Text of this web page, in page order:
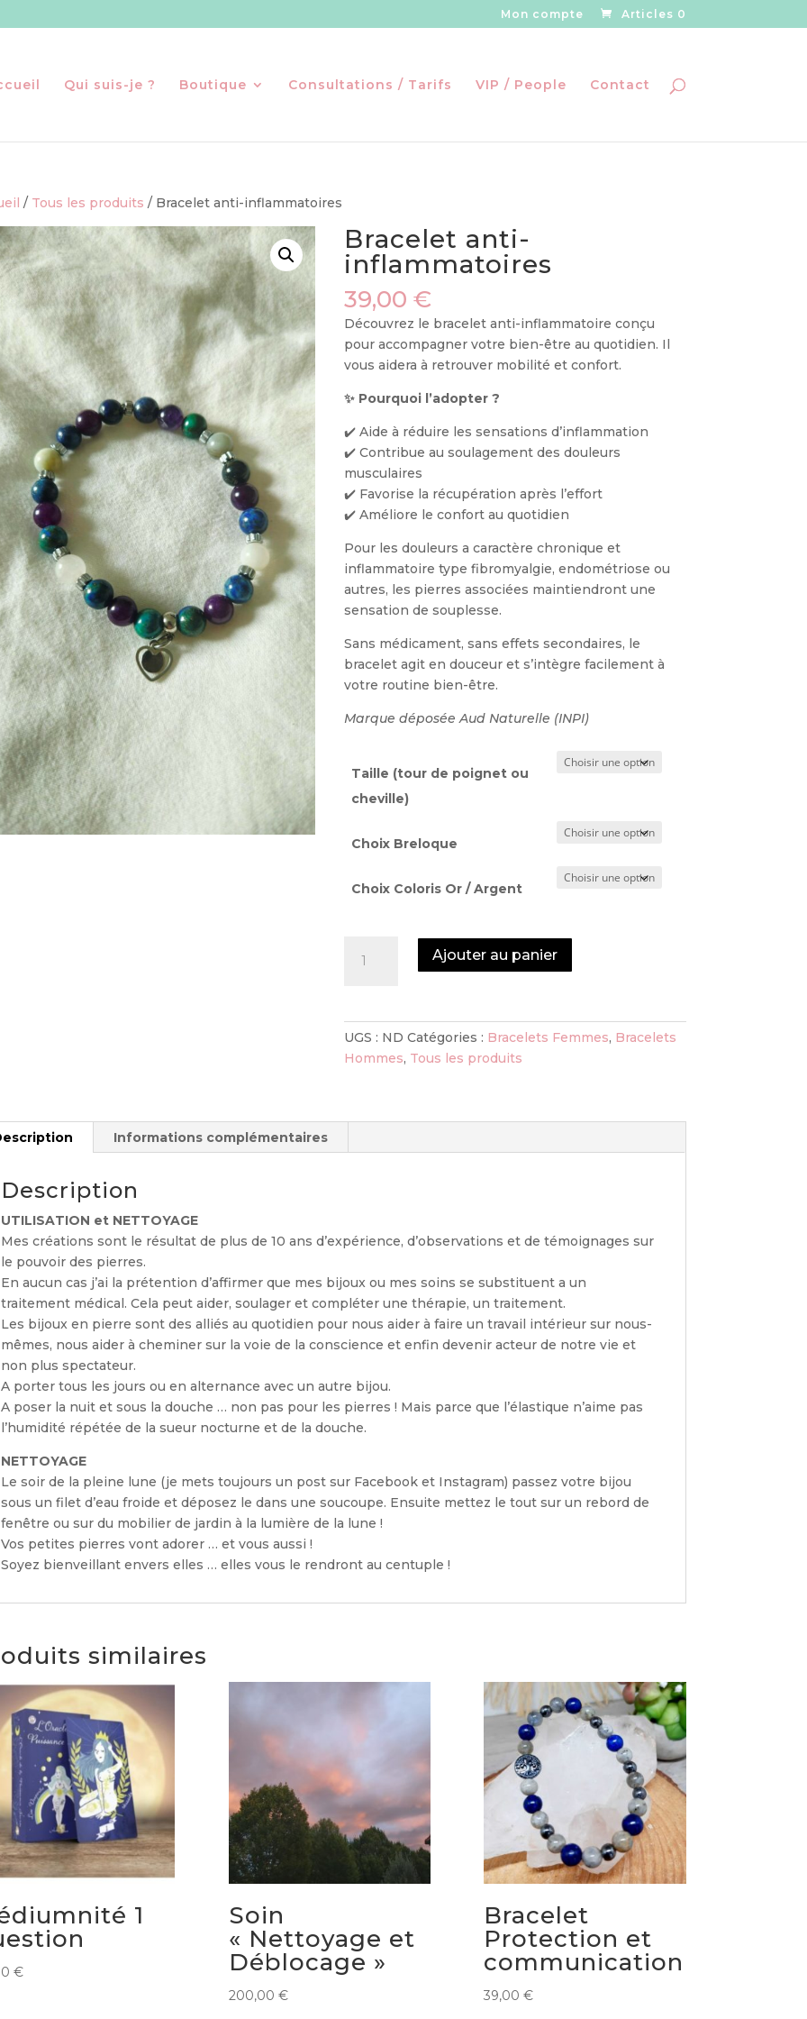
Mon compte Articles 0
Qui suis-je ? Boutique Consultations / Tarifs VIP / People Contact
/ Tous les produits / Bracelet anti-inflammatoires
Bracelet anti-
inflammatoires
39,00 €
Découvrez le bracelet anti-inflammatoire conçu
pour accompagner votre bien-être au quotidien. Il
vous aidera à retrouver mobilité et confort.
✨Pourquoi l’adopter ?
✔️ Aide à réduire les sensations d’inflammation
✔️ Contribue au soulagement des douleurs
musculaires
✔️ Favorise la récupération après l’effort
✔️ Améliore le confort au quotidien
Pour les douleurs a caractère chronique et
inflammatoire type fibromyalgie, endométriose ou
autres, les pierres associées maintiendront une
sensation de souplesse.
Sans médicament, sans effets secondaires, le
bracelet agit en douceur et s’intègre facilement à
votre routine bien-être.
Marque déposée Aud Naturelle (INPI)
Taille (tour de poignet ou
cheville)
Choix Breloque
Choix Coloris Or / Argent
inflammatoires
Ajouter au panier
UGS : ND Catégories : Bracelets Femmes, Bracelets
Hommes, Tous les produits
Informations complémentaires
Description
UTILISATION et NETTOYAGE
Mes créations sont le résultat de plus de 10 ans d’expérience, d’observations et de témoignages sur
le pouvoir des pierres.
En aucun cas j’ai la prétention d’affirmer que mes bijoux ou mes soins se substituent a un
traitement médical. Cela peut aider, soulager et compléter une thérapie, un traitement.
Les bijoux en pierre sont des alliés au quotidien pour nous aider à faire un travail intérieur sur nous-
mêmes, nous aider à cheminer sur la voie de la conscience et enfin devenir acteur de notre vie et
non plus spectateur.
A porter tous les jours ou en alternance avec un autre bijou.
A poser la nuit et sous la douche … non pas pour les pierres ! Mais parce que l’élastique n’aime pas
l’humidité répétée de la sueur nocturne et de la douche.
NETTOYAGE
Le soir de la pleine lune (je mets toujours un post sur Facebook et Instagram) passez votre bijou
sous un filet d’eau froide et déposez le dans une soucoupe. Ensuite mettez le tout sur un rebord de
fenêtre ou sur du mobilier de jardin à la lumière de la lune !
Vos petites pierres vont adorer … et vous aussi !
Soyez bienveillant envers elles … elles vous le rendront au centuple !
similaires
1
€
Soin
« Nettoyage et
Déblocage »
200,00 €
Bracelet
Protection et
communication
39,00€